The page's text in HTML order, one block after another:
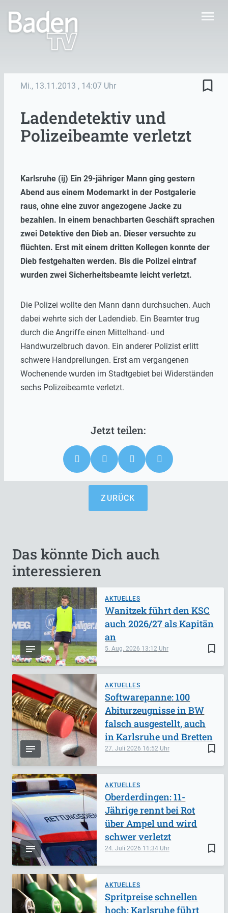
menu
Mi., 13.11.2013 , 14:07 Uhr bookmark_border
Ladendetektiv und
Polizeibeamte verletzt
Karlsruhe (ij) Ein 29-jähriger Mann ging gestern
Abend aus einem Modemarkt in der Postgalerie
raus, ohne eine zuvor angezogene Jacke zu
bezahlen. In einem benachbarten Geschäft sprachen
zwei Detektive den Dieb an. Dieser versuchte zu
flüchten. Erst mit einem dritten Kollegen konnte der
Dieb festgehalten werden. Bis die Polizei eintraf
wurden zwei Sicherheitsbeamte leicht verletzt.
Die Polizei wollte den Mann dann durchsuchen. Auch
dabei wehrte sich der Ladendieb. Ein Beamter trug
durch die Angriffe einen Mittelhand- und
Handwurzelbruch davon. Ein anderer Polizist erlitt
schwere Handprellungen. Erst am vergangenen
Wochenende wurden im Stadtgebiet bei Widerständen
sechs Polizeibeamte verletzt.
ZURÜCK
Das könnte Dich auch
interessieren
AKTUELLES
bookmark_border
5. Aug. 2026 13:12
Wanitzek führt den KSC
auch 2026/27 als Kapitän
an
AKTUELLES
bookmark_border
27. Juli 2026 16:52
Softwarepanne: 100
Abiturzeugnisse in BW
falsch ausgestellt, auch
in Karlsruhe und Bretten
AKTUELLES
bookmark_border
24. Juli 2026 11:34
Oberderdingen: 11-
Jährige rennt bei Rot
über Ampel und wird
schwer verletzt
AKTUELLES
Spritpreise schnellen
hoch: Karlsruhe führt